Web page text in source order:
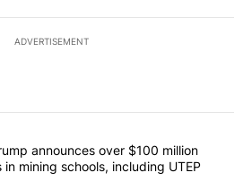
ADVERTISEMENT
the most commented articles in the last
Trump announces over $100
announces over $100 million
in mining schools, including UTEP